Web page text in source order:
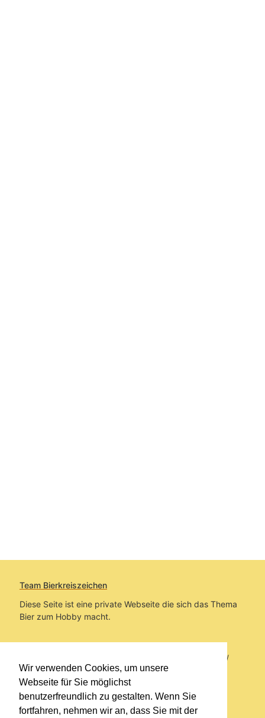
Wir verwenden Cookies, um unsere
Webseite für Sie möglichst
benutzerfreundlich zu gestalten. Wenn Sie
fortfahren, nehmen wir an, dass Sie mit der
Team Bierkreiszeichen
Diese Seite ist eine private Webseite die sich das Thema
Bier zum Hobby macht.
Sie befinden sich auf https://www.bierkreiszeichen.at/
im Pfad:Bierkreiszeichen/Gesammelte Biere
Erstellt: 2026-08-07